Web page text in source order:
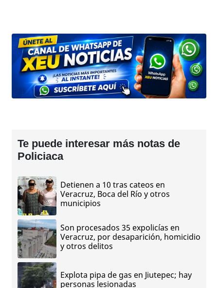
Te puede interesar más notas de
Policiaca
Detienen a 10 tras cateos en
Veracruz, Boca del Río y otros
municipios
Son procesados 35 expolicías en
Veracruz, por desaparición, homicidio
y otros delitos
Explota pipa de gas en Jiutepec; hay
personas lesionadas